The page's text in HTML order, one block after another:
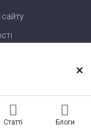
×
Статті Блоги